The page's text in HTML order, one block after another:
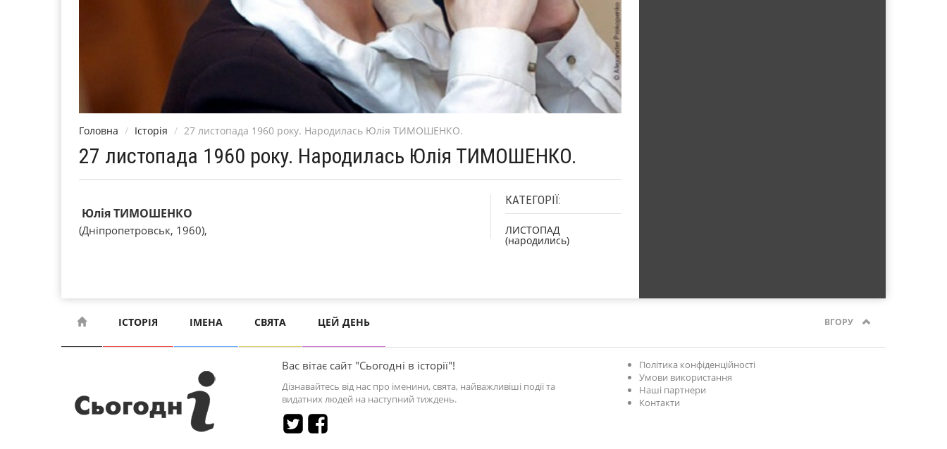
Головна Історія 27 листопада 1960 року. Народилась Юлія ТИМОШЕНКО.
27 листопада 1960 року. Народилась Юлія ТИМОШЕНКО.
Юлія ТИМОШЕНКО
(Дніпропетровськ, 1960),
КАТЕГОРІЇ:
ЛИСТОПАД
(народились)
ІСТОРІЯ ІМЕНА СВЯТА ЦЕЙ ДЕНЬ ВГОРУ
Вас вітає сайт "Сьогодні в історії"!
Дізнавайтесь від нас про іменини, свята, найважливіші події та
видатних людей на наступний тиждень.
Політика конфіденційності
Умови використання
Наші партнери
Контакти